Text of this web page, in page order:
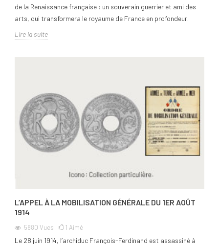
de la Renaissance française : un souverain guerrier et ami des
arts, qui transformera le royaume de France en profondeur.
Lire la suite
L’APPEL À LA MOBILISATION GÉNÉRALE DU 1ER AOÛT
1914
5880 Vues 1 Aimé
Le 28 juin 1914, l’archiduc François-Ferdinand est assassiné à